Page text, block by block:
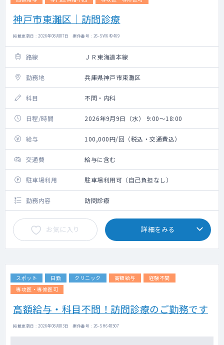
神戸市東灘区｜訪問診療
掲載更新日 : 2026年08月07日 案件番号 : 26-SW649469
路線 ＪＲ東海道本線
勤務地 兵庫県神戸市東灘区
科目 不問・内科
日程/時間 2026年9月9日（水） 9:00～18:00
給与 100,000円/回（税込・交通費込）
交通費 給与に含む
駐車場利用 駐車場利用可（自己負担なし）
勤務内容 訪問診療
お気に入り 詳細をみる
スポット 日勤 クリニック 高額給与
経験不問
専攻医・専修医可
高額給与・科目不問！訪問診療のご勤務です
掲載更新日 : 2026年08月03日 案件番号 : 26-SH648507